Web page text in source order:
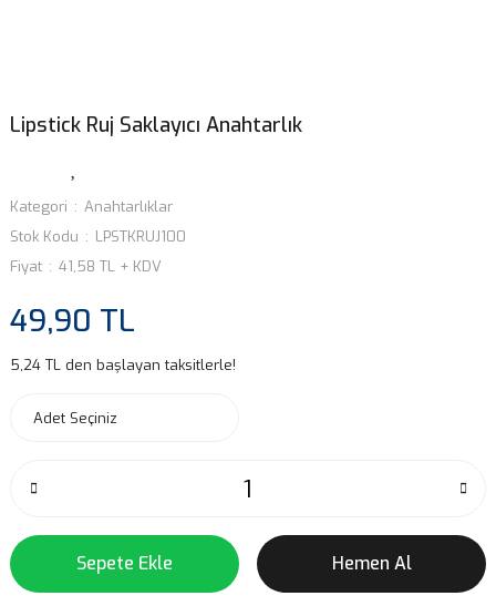
Lipstick Ruj Saklayıcı Anahtarlık
Kategori
Anahtarlıklar
Stok Kodu
LPSTKRUJ100
Fiyat
41,58 TL + KDV
49,90 TL
5,24 TL den başlayan taksitlerle!
Sepete Ekle Hemen Al